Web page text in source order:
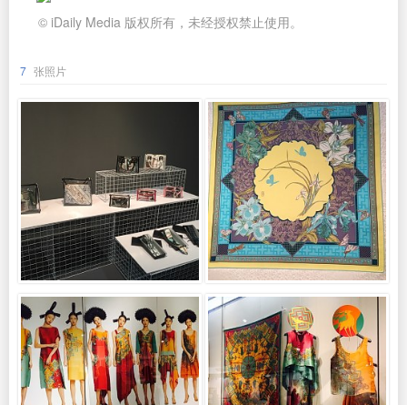
© iDaily Media 版权所有，未经授权禁止使用。
7 张照片